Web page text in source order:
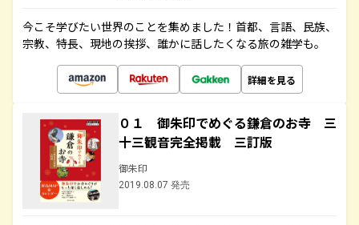
今こそ学びたい世界のことを集めました！首都、言語、民族、
宗教、特長、現地の挨拶、誰かに話したくなる旅の雑学も。
詳細を見る
０１ 御朱印でめぐる鎌倉のお寺 三
十三観音完全掲載 三訂版
御朱印
2019.08.07 発売